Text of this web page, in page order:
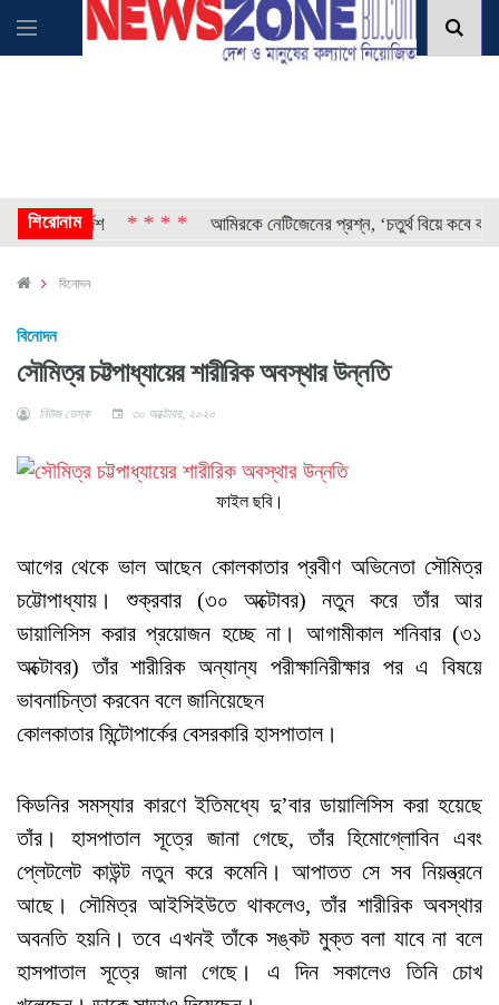
শিরোনাম
নির্দেশ * * * * আমিরকে নেটিজেনের প্রশ্ন, ‘চতুর্থ বিয়ে কবে করছেন?’
বিনোদন
বিনোদন
সৌমিত্র চট্টপাধ্যায়ের শারীরিক অবস্থার উন্নতি
নিউজ ডেস্ক ৩০ অক্টোবর, ২০২০
ফাইল ছবি।
আগের থেকে ভাল আছেন কোলকাতার প্রবীণ অভিনেতা সৌমিত্র
চট্টোপাধ্যায়। শুক্রবার (৩০ অক্টোবর) নতুন করে তাঁর আর
ডায়ালিসিস করার প্রয়োজন হচ্ছে না। আগামীকাল শনিবার (৩১
অক্টোবর) তাঁর শারীরিক অন্যান্য পরীক্ষানিরীক্ষার পর এ বিষয়ে
ভাবনাচিন্তা করবেন বলে জানিয়েছেন
কোলকাতার মিন্টোপার্কের বেসরকারি হাসপাতাল।
কিডনির সমস্যার কারণে ইতিমধ্যে দু’বার ডায়ালিসিস করা হয়েছে
তাঁর। হাসপাতাল সূত্রে জানা গেছে, তাঁর হিমোগ্লোবিন এবং
প্লেটলেট কাউন্ট নতুন করে কমেনি। আপাতত সে সব নিয়ন্ত্রনে
আছে। সৌমিত্র আইসিইউতে থাকলেও, তাঁর শারীরিক অবস্থার
অবনতি হয়নি। তবে এখনই তাঁকে সঙ্কট মুক্ত বলা যাবে না বলে
হাসপাতাল সূত্রে জানা গেছে। এ দিন সকালেও তিনি চোখ